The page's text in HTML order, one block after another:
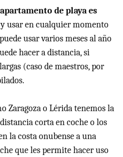
de playa es
y usar en cualquier momento
usar varios meses al año
hacer a distancia, si
(caso de maestros, por
Zaragoza o Lérida tenemos la
corta en coche o los
la costa onubense a una
que les permite hacer uso